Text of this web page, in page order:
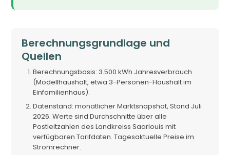
Berechnungsgrundlage und
Quellen
Berechnungsbasis: 3.500 kWh Jahresverbrauch
(Modellhaushalt, etwa 3-Personen-Haushalt im
Einfamilienhaus).
Datenstand: monatlicher Marktsnapshot, Stand Juli
2026. Werte sind Durchschnitte über alle
Postleitzahlen des Landkreiss Saarlouis mit
verfügbaren Tarifdaten. Tagesaktuelle Preise im
Stromrechner.